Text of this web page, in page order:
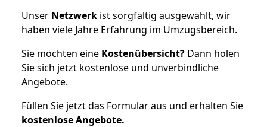
Unser Netzwerk ist sorgfältig ausgewählt, wir
haben viele Jahre Erfahrung im Umzugsbereich.
Sie möchten eine Kostenübersicht? Dann holen
Sie sich jetzt kostenlose und unverbindliche
Angebote.
Füllen Sie jetzt das Formular aus und erhalten Sie
kostenloseAngebote.